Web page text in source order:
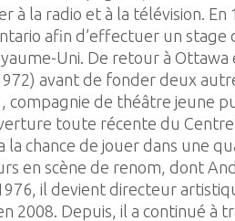
à la radio et à la télévision.
afin d’effectuer un stage
Uni. De retour à Ottawa
avant de fonder deux
compagnie de théâtre jeune
toute récente du
la chance de jouer dans une
en scène de renom, dont
il devient directeur
2008. Depuis, il a continué à